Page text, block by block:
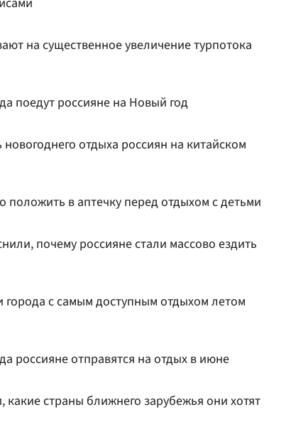
на существенное увеличение турпотока
поедут россияне на Новый год
отдыха россиян на китайском
положить в аптечку перед отдыхом с детьми
почему россияне стали массово ездить
города с самым доступным отдыхом летом
россияне отправятся на отдых в июне
какие страны ближнего зарубежья они хотят